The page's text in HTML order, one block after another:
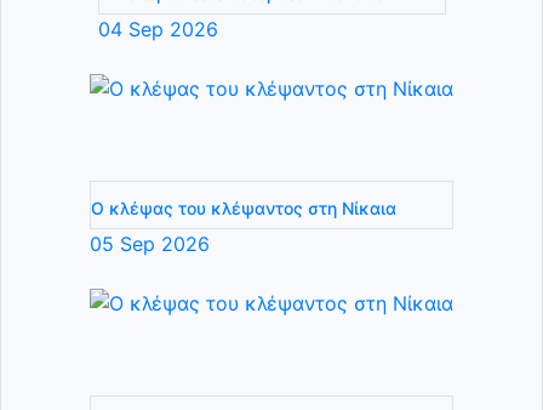
04 Sep 2026
Ο κλέψας του κλέψαντος στη Νίκαια
05 Sep 2026